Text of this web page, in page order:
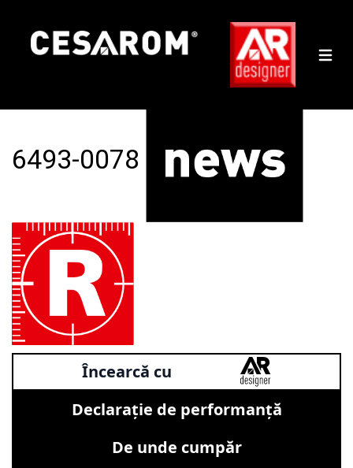
Gresie porțelanată ivoriu,
120x60 cm, rectificată,
Colectie THERME -
6493-0078
Încearcă cu
Declarație de performanță
De unde cumpăr